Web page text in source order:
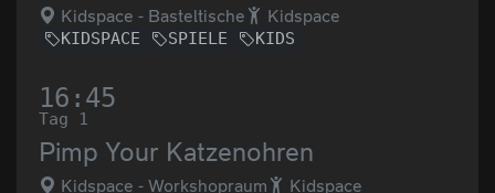
Kidspace - Basteltische Kidspace
KIDSPACE SPIELE KIDS
16:45
Tag 1
Pimp Your Katzenohren
Kidspace - Workshopraum Kidspace